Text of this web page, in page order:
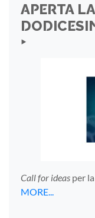
APERTA
‣
Call for ideas per
MORE...